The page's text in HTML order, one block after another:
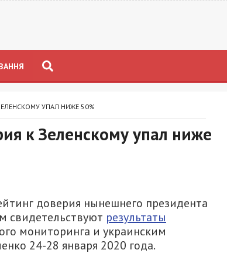
УПАЛ НИЖЕ 50%
к Зеленскому упал ниже
доверия нынешнего президента
свидетельствуют результаты
мониторинга и украинским
24-28 января 2020 года.